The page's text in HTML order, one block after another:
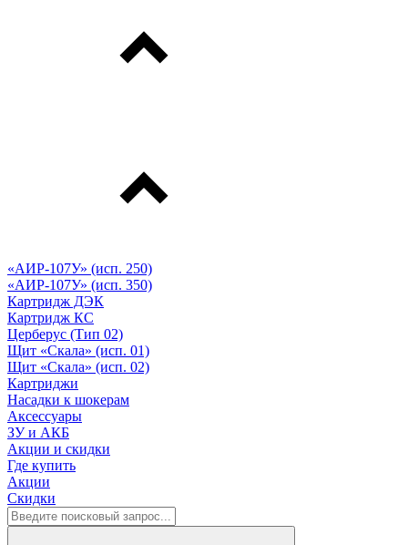
«АИР-107У» (исп. 250)
«АИР-107У» (исп. 350)
Картридж ДЭК
Картридж КС
Церберус (Тип 02)
Щит «Скала» (исп. 01)
Щит «Скала» (исп. 02)
Картриджи
Насадки к шокерам
Аксессуары
ЗУ и АКБ
Акции и скидки
Где купить
Акции
Скидки